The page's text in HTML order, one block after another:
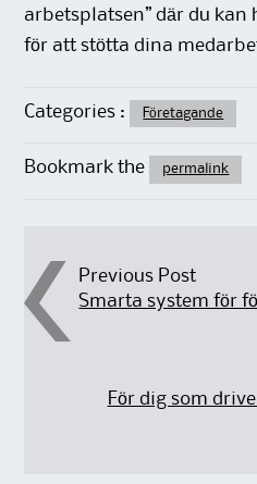
arbetsplatsen” där du
för att stötta dina
Categories : Företagande
Bookmark the permalink
PostPrevious Post
Smarta system för
För dig som